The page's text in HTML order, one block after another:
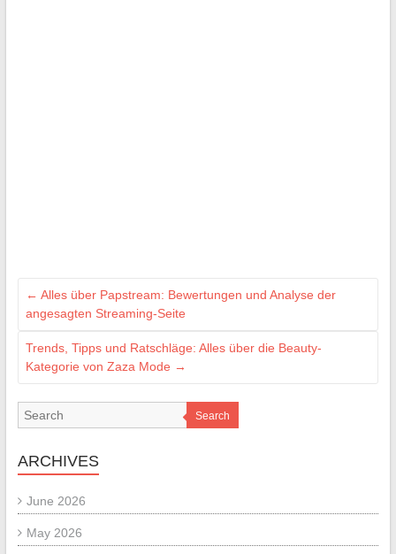
← Alles über Papstream: Bewertungen und Analyse der
angesagten Streaming-Seite
Trends, Tipps und Ratschläge: Alles über die Beauty-
Kategorie von Zaza Mode →
Search
ARCHIVES
June 2026
May 2026